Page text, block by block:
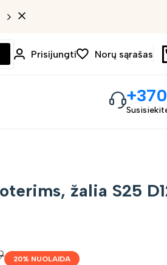
Prisijungti Norų sąrašas
žalia S25
20% NUOLAIDA